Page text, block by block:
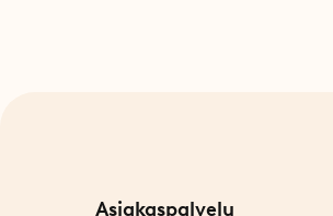
Asiakaspalvelu